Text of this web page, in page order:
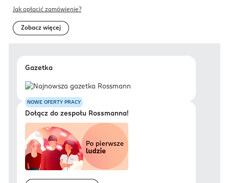
Jak opłacić zamówienie?
Zobacz więcej
Gazetka
NOWE OFERTY PRACY
Dołącz do zespołu Rossmanna!